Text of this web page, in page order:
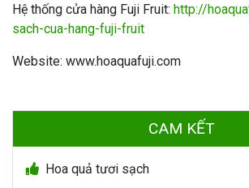
Hệ thống cửa hàng Fuji Fruit: http://
sach-cua-hang-fuji-fruit
Website: www.hoaquafuji.com
CAM KẾT
Hoa quả tươi sạch